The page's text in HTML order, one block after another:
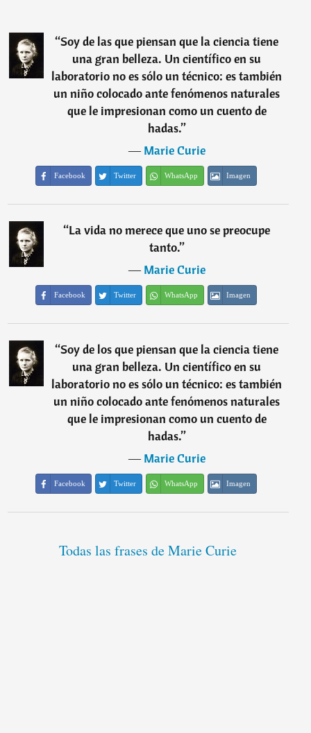
“Soy de las que piensan que la ciencia tiene
una gran belleza. Un científico en su
laboratorio no es sólo un técnico: es también
un niño colocado ante fenómenos naturales
que le impresionan como un cuento de
hadas.”
―Marie Curie
Facebook Twitter WhatsApp Imagen
“La vida no merece que uno se preocupe
tanto.”
―Marie Curie
Facebook Twitter WhatsApp Imagen
“Soy de los que piensan que la ciencia tiene
una gran belleza. Un científico en su
laboratorio no es sólo un técnico: es también
un niño colocado ante fenómenos naturales
que le impresionan como un cuento de
hadas.”
―Marie Curie
Facebook Twitter WhatsApp Imagen
Todas las frases de Marie Curie